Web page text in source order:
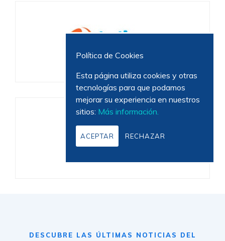
DESCUBRE LAS ÚLTIMAS NOTICIAS DEL
Política de Cookies
Esta página utiliza cookies y otras
tecnologías para que podamos
mejorar su experiencia en nuestros
sitios: Más información.
ACEPTAR RECHAZAR